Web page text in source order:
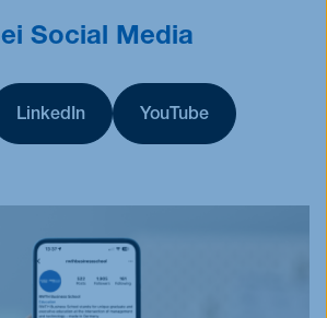
Social Media
LinkedIn YouTube